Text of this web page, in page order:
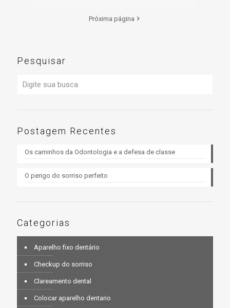
Próxima página
Pesquisar
Postagem Recentes
Os caminhos da Odontologia e a defesa de classe
O perigo do sorriso perfeito
Categorias
Aparelho fixo dentário
Checkup do sorriso
Clareamento dental
Colocar aparelho dentario